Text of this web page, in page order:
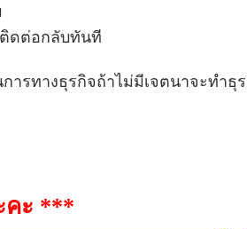
ติดต่อกลับทันที
รทางธุรกิจถ้าไม่มีเจตนาจะทำธุ
คะ ***